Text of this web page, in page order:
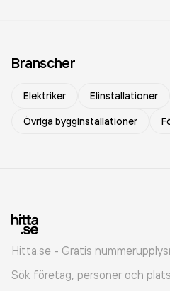
Branscher
Elektriker
Elinstallationer
Övriga bygginstallationer
Hitta.se - Gratis
Sök företag, personer och